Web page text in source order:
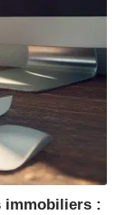
immobiliers :